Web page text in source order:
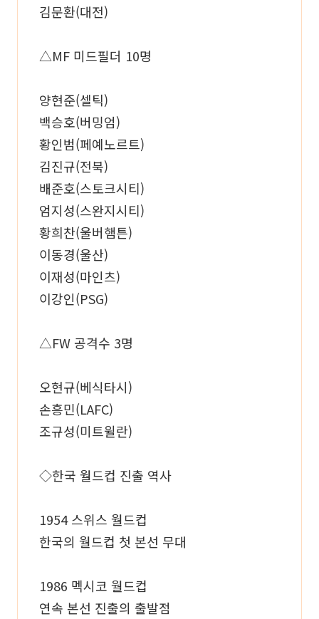
김문환(대전)
△MF 미드필더 10명
양현준(셀틱)
백승호(버밍엄)
황인범(페예노르트)
김진규(전북)
배준호(스토크시티)
엄지성(스완지시티)
황희찬(울버햄튼)
이동경(울산)
이재성(마인츠)
이강인(PSG)
△FW 공격수 3명
오현규(베식타시)
손흥민(LAFC)
조규성(미트윌란)
◇한국 월드컵 진출 역사
1954 스위스 월드컵
한국의 월드컵 첫 본선 무대
1986 멕시코 월드컵
연속 본선 진출의 출발점